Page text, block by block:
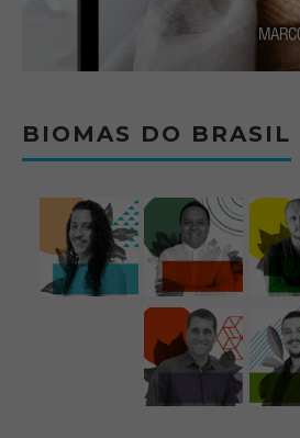
BIOMAS DO BRASIL